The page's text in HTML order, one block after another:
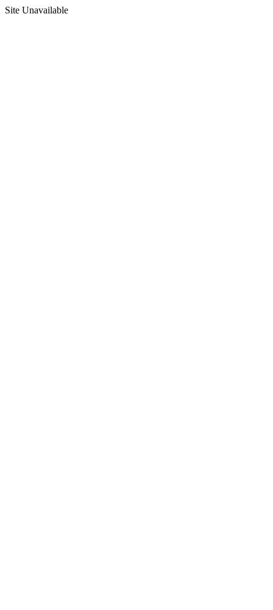
Site Unavailable